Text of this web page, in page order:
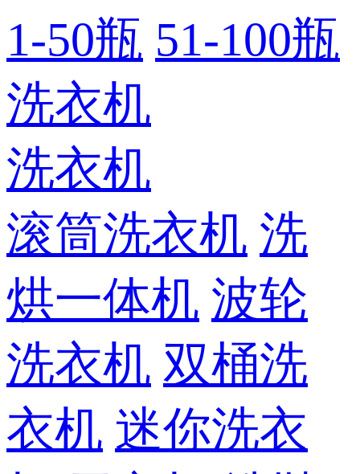
1-50瓶 51-100瓶
洗衣机
洗衣机
滚筒洗衣机 洗
烘一体机 波轮
洗衣机 双桶洗
衣机 迷你洗衣